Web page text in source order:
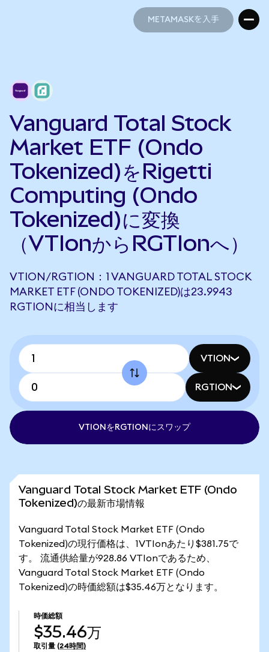
METAMASKを入手
Vanguard Total Stock
Market ETF (Ondo
Tokenized)をRigetti
Computing (Ondo
Tokenized)に変換
（VTIonからRGTIonへ）
VTION/RGTION：1 VANGUARD TOTAL STOCK
MARKET ETF (ONDO TOKENIZED)は23.9943
RGTIONに相当します
VTION
RGTION
VTIONをRGTIONにスワップ
Vanguard Total Stock Market ETF (Ondo
Tokenized)の最新市場情報
Vanguard Total Stock Market ETF (Ondo
Tokenized)の現行価格は、1VTIonあたり$381.75で
す。 流通供給量が928.86 VTIonであるため、
Vanguard Total Stock Market ETF (Ondo
Tokenized)の時価総額は$35.46万となります。
時価総額
$35.46万
取引量 (24時間)